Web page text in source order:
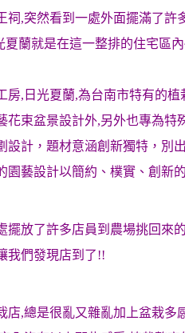
祠,突然看到一處外面擺滿了許
夏蘭就是在這一整排的住宅區
房,日光夏蘭,為台南市特有的植
花束盆景設計外,另外也專為特
設計，題材意涵創新獨特，別
園藝設計以簡約、樸實、創新
擺放了許多店員到農場挑回來
我們發現店到了!!
店,總是很亂又雜亂加上盆栽多